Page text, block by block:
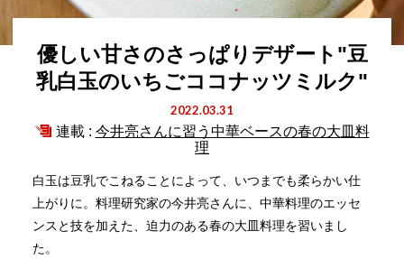
優しい甘さのさっぱりデザート"豆
乳白玉のいちごココナッツミルク"
2022.03.31
連載 : 今井亮さんに習う中華ベースの春の大皿料
理
白玉は豆乳でこねることによって、いつまでも柔らかい仕
上がりに。料理研究家の今井亮さんに、中華料理のエッセ
ンスと技を加えた、迫力のある春の大皿料理を習いまし
た。